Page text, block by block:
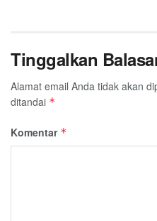
Tinggalkan
Alamat email Anda tidak akan
ditandai *
Komentar *